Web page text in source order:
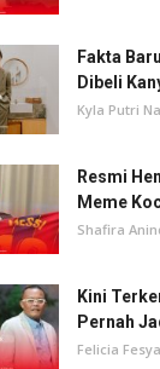
Fakta
Dibeli
Kyla Putri
Resmi
Meme
Shafira
Kini
Pernah
Felicia